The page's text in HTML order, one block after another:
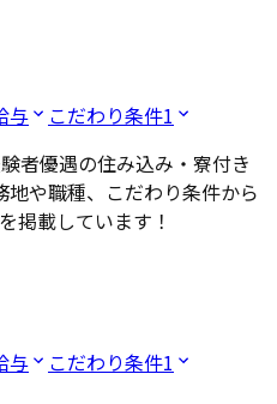
与 こだわり条件1
者優遇の住み込み・寮付き
地や職種、こだわり条件から
掲載しています！
与 こだわり条件1